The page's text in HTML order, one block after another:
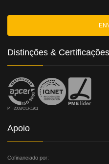
Distinções & Certificações
PT-2003/CEP.1911
Apoio
Cofinanciado por: